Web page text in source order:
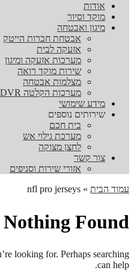
אודות
מוקד וסיור
מיגון ואבטחה
אבטחת חברות הייטק
אזעקה לבית
מערכות אזעקה ומיגון
שירות מוקד רואה
מצלמות אבטחה
מערכות הקלטה NVR – DVR
מידע שימושי
שירותים נוספים
בית חכם
מערכת גילוי אש
לחצן מצוקה
צור קשר
אזורי שירות וסניפים
עמוד הבית »
nfl pro jerseys
Nothing Found
looking for. Perhaps searching
can help.